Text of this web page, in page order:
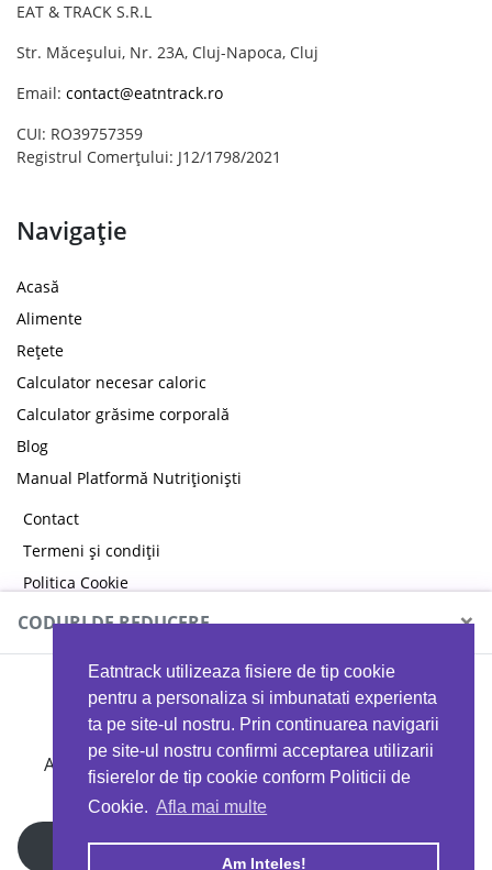
Eatntrack utilizeaza fisiere de tip cookie
pentru a personaliza si imbunatati experienta
ta pe site-ul nostru. Prin continuarea navigarii
pe site-ul nostru confirmi acceptarea utilizarii
fisierelor de tip cookie conform Politicii de
Cookie. Afla mai multe
Am Inteles!
EAT & TRACK S.R.L
Str. Măceșului, Nr. 23A, Cluj-Napoca, Cluj
Email: contact@eatntrack.ro
CUI: RO39757359
Registrul Comerțului: J12/1798/2021
Navigație
Acasă
Alimente
Rețete
Calculator necesar caloric
Calculator grăsime corporală
Blog
Manual Platformă Nutriționiști
Contact
Termeni și condiții
Politica Cookie
Politica de confidențialitate
CODURI DE REDUCERE ×
MYPROTEIN
Ai 40%reducere la orice comandă folosind codul
EATTRACK
Profită acum